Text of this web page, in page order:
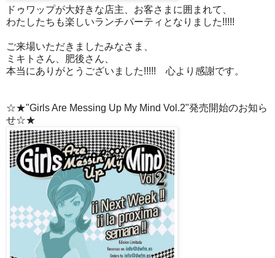
ドゥワップが大好きな店主、お客さまに囲まれて、
わたしたちも楽しいランチパーティとなりました!!!!!
ご来場いただきましたみなさま、
ミキトさん、肥後さん、
本当にありがとうございました!!!!! 心より感謝です。
☆★"Girls Are Messing Up My Mind Vol.2"発売開始のお知ら
せ☆★